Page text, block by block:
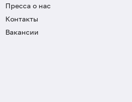
Пресса о нас
Контакты
Вакансии